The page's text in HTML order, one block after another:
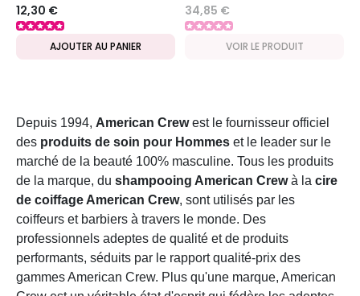
12,30 €
AJOUTER AU PANIER
34,85 €
VOIR LE PRODUIT
Depuis 1994, American Crewest le fournisseur officiel
des produits de soin pour Hommes et le leader sur le
marché de la beauté 100% masculine. Tous les produits
de la marque, du shampooing American Crewà la cire
de coiffage American Crew, sont utilisés par les
coiffeurs et barbiers à travers le monde. Des
professionnels adeptes de qualité et de produits
performants, séduits par le rapport qualité-prix des
gammes American Crew. Plus qu'une marque, American